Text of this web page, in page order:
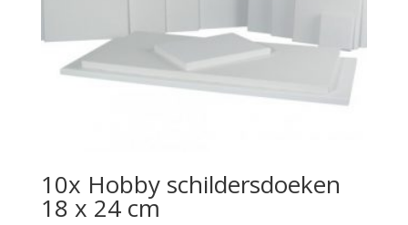
10x Hobby schildersdoeken
18 x 24 cm